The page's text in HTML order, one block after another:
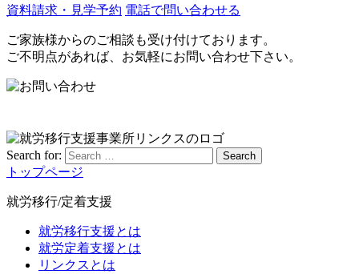
資料請求・見学予約 電話で問い合わせる
ご家族様からのご相談も受け付けております。
ご不明点があれば、お気軽にお問い合わせ下さい。
Search for: Search
トップページ
就労移行/定着支援
就労移行支援とは
就労定着支援とは
リンクスとは